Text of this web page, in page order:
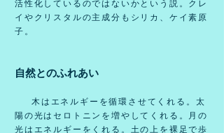
活性化しているのではないかという説。クレ
イやクリスタルの主成分もシリカ、ケイ素原
子。
自然とのふれあい
木はエネルギーを循環させてくれる。太
陽の光はセロトニンを増やしてくれる。月の
光はエネルギーをくれる。土の上を裸足で歩